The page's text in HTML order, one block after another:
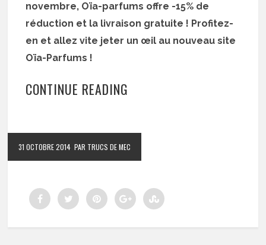
novembre, Oïa-parfums offre -15% de
réduction et la livraison gratuite ! Profitez-
en et allez vite jeter un œil au nouveau site
Oïa-Parfums !
CONTINUE READING
31 OCTOBRE 2014 PAR TRUCS DE MEC